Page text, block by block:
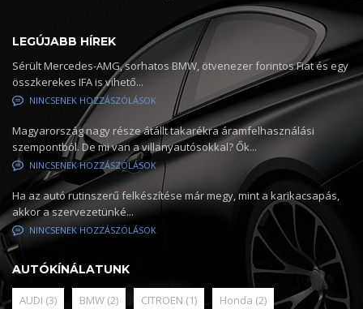
LEGÚJABB HÍREK
Sérült Mercedes-AMG, sorhatos BMW, ötvenezer forintos Fiat és egy
összkerekes IFA is vihető...
NINCSENEK HOZZÁSZÓLÁSOK
Magyarország nagy része átállt takarékra áramfelhasználási
szempontból. De mi van a villanyautósokkal? Ők...
NINCSENEK HOZZÁSZÓLÁSOK
Ha az autó rutinszerű felkészítése már megy, mint a karikacsapás,
akkor a szervezetünké...
NINCSENEK HOZZÁSZÓLÁSOK
AUTÓKÍNÁLATUNK
AUDI (3) BMW (2) CITROEN (1) Honda (2)